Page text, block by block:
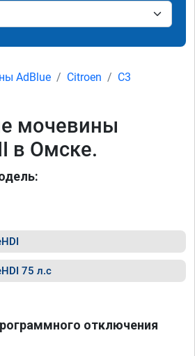
AdBlue Citroen
C3
мочевины
в Омске.
75 л.с
отключения